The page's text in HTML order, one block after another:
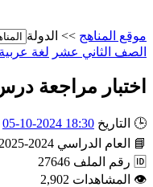
موقع المناهج >> الدولة
الصف الثاني عشر لغة عربية
اختبار مراجعة
🕒 التاريخ 18:30 2024-10-05
📘
العام الدراسي 2024-2025
🆔 رقم الملف 27646
👁 المشاهدات 2,902